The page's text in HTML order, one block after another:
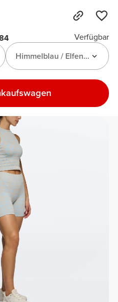
Verfügbar
Himmelblau / Elfenbeinweiß